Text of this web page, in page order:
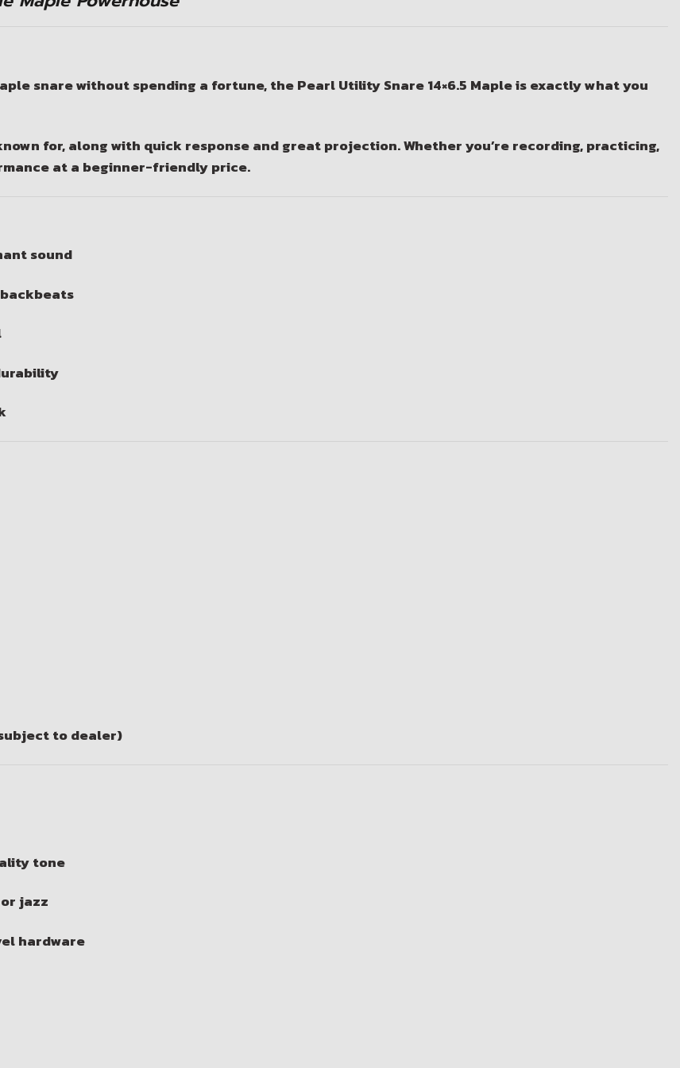
snare without spending a fortune, thePearl Utility Snare 14×6.5 Mapleis exactly what you
for, along with quick response and great projection. Whether you’re recording, practicing,
at a beginner-friendly price.
sound
to dealer)
tone
jazz
hardware